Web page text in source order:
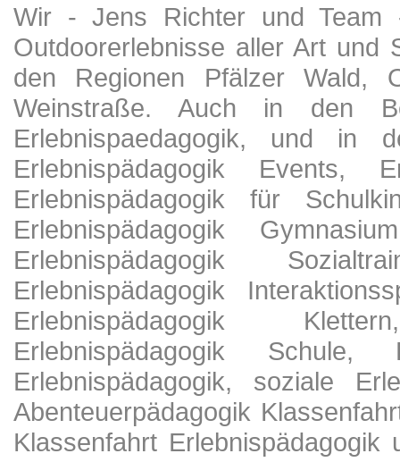
Wir - Jens Richter und
Outdoorerlebnisse aller Art und
den Regionen Pfälzer Wald,
Weinstraße. Auch in den
Erlebnispaedagogik, und in
Erlebnispädagogik Events,
Erlebnispädagogik für
Erlebnispädagogik
Erlebnispädagogik
Erlebnispädagogik
Erlebnispädagogik
Erlebnispädagogik Schule,
Erlebnispädagogik, soziale
Abenteuerpädagogik
Klassenfahrt